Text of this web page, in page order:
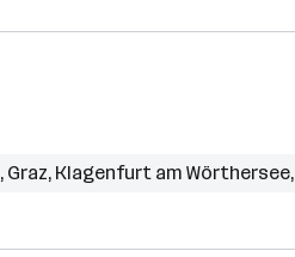
, Graz, Klagenfurt am Wörthersee,